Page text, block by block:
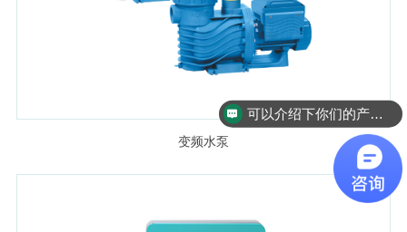
变频水泵
可以介绍下你们的产品么